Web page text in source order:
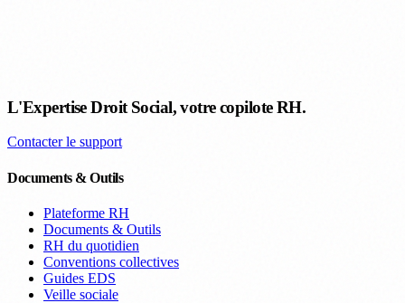
L'Expertise Droit Social, votre copilote RH.
Contacter le support
Documents & Outils
Plateforme RH
Documents & Outils
RH du quotidien
Conventions collectives
Guides EDS
Veille sociale